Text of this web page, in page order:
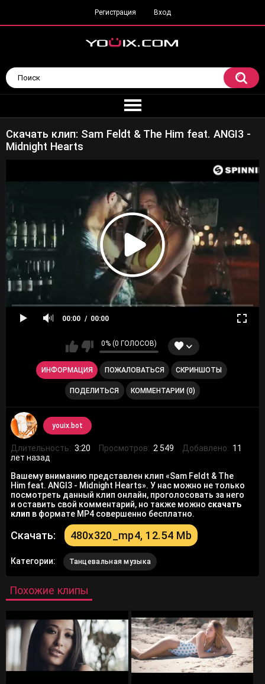
Регистрация Вход
Скачать клип: Sam Feldt & The Him feat. ANGI3 -
Midnight Hearts
00:00 00:00
0% (0 ГОЛОСОВ)
ИНФОРМАЦИЯ ПОЖАЛОВАТЬСЯ СКРИНШОТЫ
ПОДЕЛИТЬСЯ КОММЕНТАРИИ (0)
youix.bot
Длительность: 3:20 Просмотров: 2 549 Добавлено: 11
лет назад
Вашему вниманию представлен клип «Sam Feldt & The
Him feat. ANGI3 - Midnight Hearts». У нас можно не только
посмотреть данный клип онлайн, проголосовать за него
и оставить свой комментарий, но также можно скачать
клип в формате MP4 совершенно бесплатно.
Скачать: 480x320_mp4, 12.54 Mb
Категории: Танцевальная музыка
Похожие клипы